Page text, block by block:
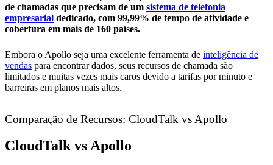
de chamadas que precisam de um sistema de telefonia
empresarial dedicado, com 99,99% de tempo de atividade e
cobertura em mais de 160 países.
Embora o Apollo seja uma excelente ferramenta de inteligência de
vendas para encontrar dados, seus recursos de chamada são
limitados e muitas vezes mais caros devido a tarifas por minuto e
barreiras em planos mais altos.
Comparação de Recursos: CloudTalk vs Apollo
CloudTalk vs Apollo